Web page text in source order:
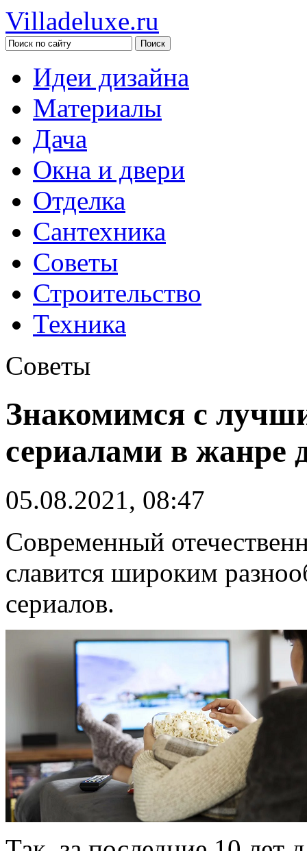
Villadeluxe.ru
Идеи дизайна
Материалы
Дача
Окна и двери
Отделка
Сантехника
Советы
Строительство
Техника
Советы
Знакомимся с
сериалами в жанре
05.08.2021, 08:47
Современный
славится широким
сериалов.